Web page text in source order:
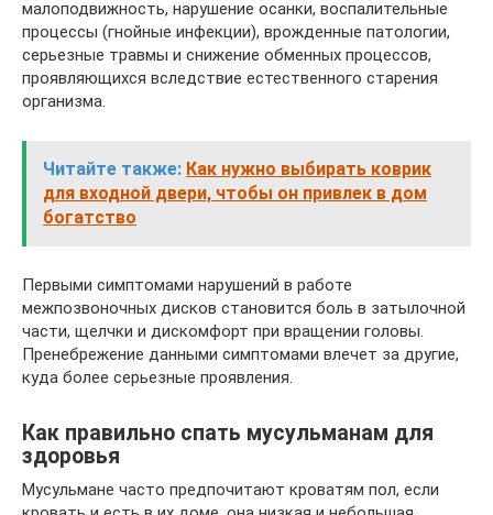
малоподвижность, нарушение осанки, воспалительные
процессы (гнойные инфекции), врожденные патологии,
серьезные травмы и снижение обменных процессов,
проявляющихся вследствие естественного старения
организма.
Читайте также: Как нужно выбирать коврик
для входной двери, чтобы он привлек в дом
богатство
Первыми симптомами нарушений в работе
межпозвоночных дисков становится боль в затылочной
части, щелчки и дискомфорт при вращении головы.
Пренебрежение данными симптомами влечет за другие,
куда более серьезные проявления.
Как правильно спать мусульманам для
здоровья
Мусульмане часто предпочитают кроватям пол, если